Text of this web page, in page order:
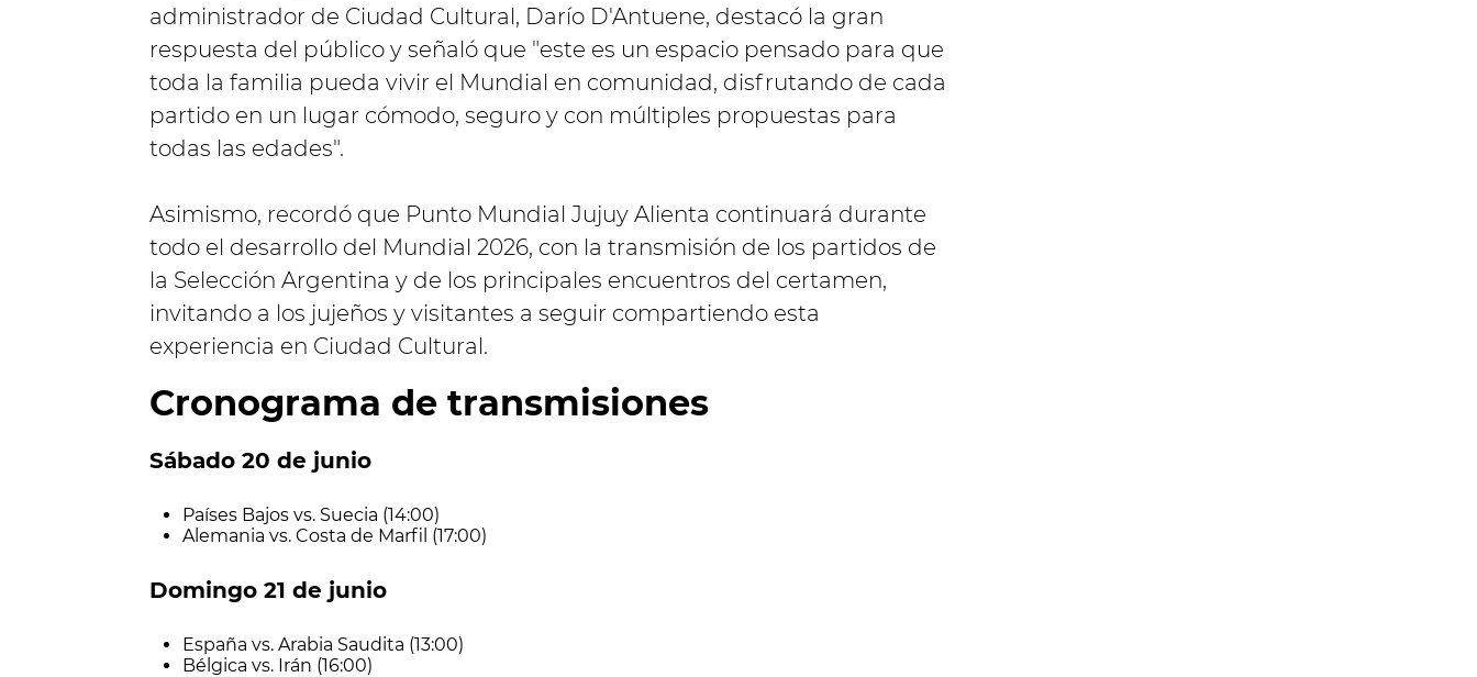
administrador de Ciudad Cultural, Darío D'Antuene, destacó la gran
respuesta del público y señaló que "este es un espacio pensado para que
toda la familia pueda vivir el Mundial en comunidad, disfrutando de cada
partido en un lugar cómodo, seguro y con múltiples propuestas para
todas las edades".
Asimismo, recordó que Punto Mundial Jujuy Alienta continuará durante
todo el desarrollo del Mundial 2026, con la transmisión de los partidos de
la Selección Argentina y de los principales encuentros del certamen,
invitando a los jujeños y visitantes a seguir compartiendo esta
experiencia en Ciudad Cultural.
Cronograma de transmisiones
Sábado 20 de junio
Países Bajos vs. Suecia (14:00)
Alemania vs. Costa de Marfil (17:00)
Domingo 21 de junio
España vs. Arabia Saudita (13:00)
Bélgica vs. Irán (16:00)